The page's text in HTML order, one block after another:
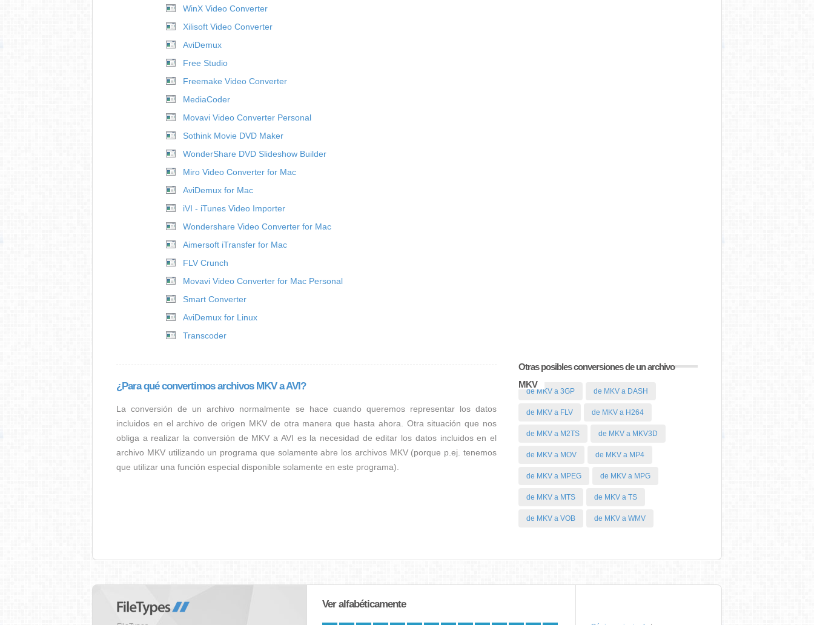
WinX Video Converter
Xilisoft Video Converter
AviDemux
Free Studio
Freemake Video Converter
MediaCoder
Movavi Video Converter Personal
Sothink Movie DVD Maker
WonderShare DVD Slideshow Builder
Miro Video Converter for Mac
AviDemux for Mac
iVI - iTunes Video Importer
Wondershare Video Converter for Mac
Aimersoft iTransfer for Mac
FLV Crunch
Movavi Video Converter for Mac Personal
Smart Converter
AviDemux for Linux
Transcoder
¿Para qué convertimos archivos MKV a AVI?
La conversión de un archivo normalmente se hace cuando queremos representar los datos
incluidos en el archivo de origen MKV de otra manera que hasta ahora. Otra situación que nos
obliga a realizar la conversión de MKV a AVI es la necesidad de editar los datos incluidos en el
archivo MKV utilizando un programa que solamente abre los archivos MKV (porque p.ej. tenemos
que utilizar una función especial disponible solamente en este programa).
Otras posibles conversiones de un archivo
MKV
de MKV a 3GP de MKV a DASH
de MKV a FLV de MKV a H264
de MKV a M2TS de MKV a MKV3D
de MKV a MOV de MKV a MP4
de MKV a MPEG de MKV a MPG
de MKV a MTS de MKV a TS
de MKV a VOB de MKV a WMV
Ver alfabéticamente